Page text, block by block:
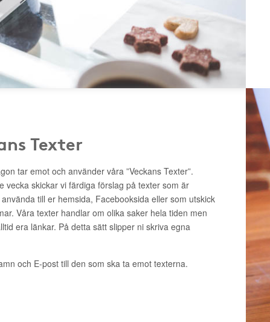
Texter
tar emot och använder våra ”Veckans Texter”.
vecka skickar vi färdiga förslag på texter som är
till er hemsida, Facebooksida eller som utskick
Våra texter handlar om olika saker hela tiden men
era länkar. På detta sätt slipper ni skriva egna
och E-post till den som ska ta emot texterna.